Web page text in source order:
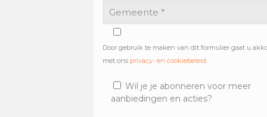
Door gebruik te maken van dit formulier gaat u
met ons privacy- en cookiebeleid
Wil je je abonneren voor meer
aanbiedingen en acties?